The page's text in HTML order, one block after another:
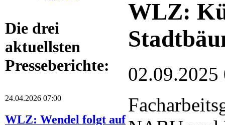
Die drei
aktuellsten
Presseberichte:
24.04.2026 07:00
WLZ: Wendel folgt auf
WLZ:
02.09.2025